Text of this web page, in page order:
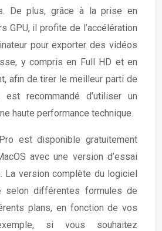
De plus, grâce à la prise en
GPU, il profite de l’accélération
pour exporter des vidéos
y compris en Full HD et en
afin de tirer le meilleur parti de
recommandé d’utiliser un
haute performance technique.
est disponible gratuitement
avec une version d’essai
La version complète du logiciel
selon différentes formules de
plans, en fonction de vos
si vous souhaitez